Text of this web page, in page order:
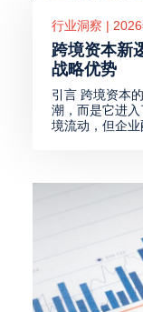
行业洞察 |
跨境资本新
战略优势
引言 跨境资本
潮，而是它进
境流动，但企